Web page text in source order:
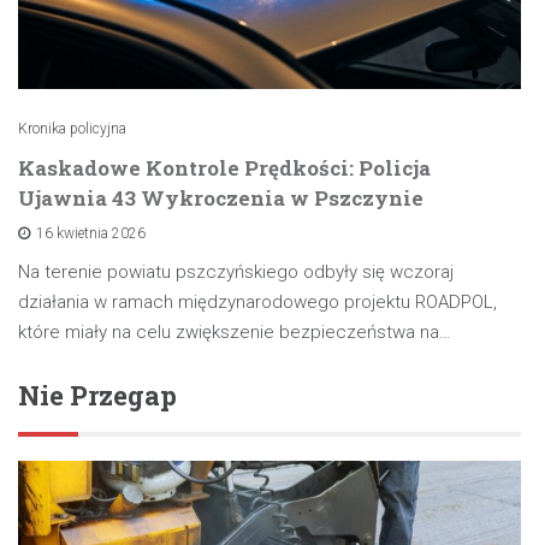
Kronika policyjna
Kaskadowe Kontrole Prędkości: Policja
Ujawnia 43 Wykroczenia w Pszczynie
16 kwietnia 2026
Na terenie powiatu pszczyńskiego odbyły się wczoraj
działania w ramach międzynarodowego projektu ROADPOL,
które miały na celu zwiększenie bezpieczeństwa na…
Nie Przegap